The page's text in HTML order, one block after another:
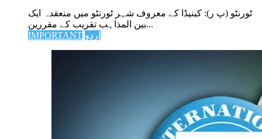
ٹورنٹو (پ ر): کینیڈا کے معروف شہر ٹورنٹو میں منعقدہ ایک
بین المذاہب تقریب کے مقررین...
IMPORTANT اردو